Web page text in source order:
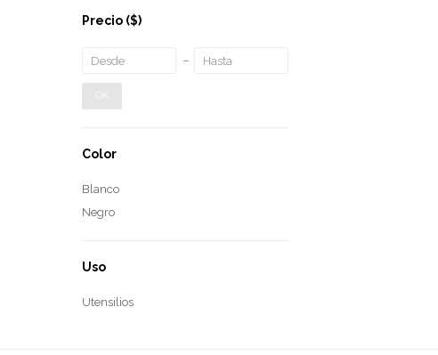
Precio ($)
Color
Blanco
Negro
Uso
Utensilios